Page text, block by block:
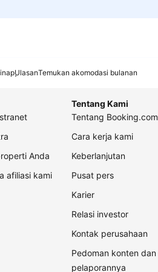
UlasanTemukan akomodasi bulanan
Anda
afiliasi kami
Tentang Kami
Tentang Booking.com
Cara kerja kami
Keberlanjutan
Pusat pers
Karier
Relasi investor
Kontak perusahaan
Pedoman konten dan
pelaporannya